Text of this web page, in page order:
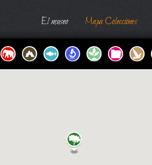
El museo Mapa Colecciones